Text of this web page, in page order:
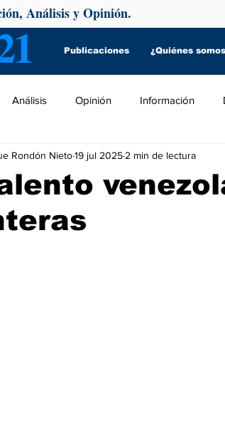
Publicaciones ¿Quiénes
Análisis y Opinión.
Análisis Opinión Información
Rondón Nieto19 jul 2025 2 min de lectura